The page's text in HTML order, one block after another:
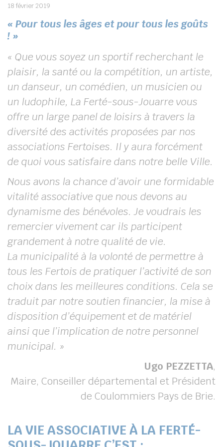
18 février 2019
« Pour tous les âges et pour tous les goûts
! »
« Que vous soyez un sportif recherchant le
plaisir, la santé ou la compétition, un artiste,
un danseur, un comédien, un musicien ou
un ludophile, La Ferté-sous-Jouarre vous
offre un large panel de loisirs à travers la
diversité des activités proposées par nos
associations Fertoises. Il y aura forcément
de quoi vous satisfaire dans notre belle Ville.
Nous avons la chance d’avoir une formidable
vitalité associative que nous devons au
dynamisme des bénévoles. Je voudrais les
remercier vivement car ils participent
grandement à notre qualité de vie.
La municipalité à la volonté de permettre à
tous les Fertois de pratiquer l’activité de son
choix dans les meilleures conditions. Cela se
traduit par notre soutien financier, la mise à
disposition d’équipement et de matériel
ainsi que l’implication de notre personnel
municipal. »
Ugo PEZZETTA,
Maire, Conseiller départemental et Président
de Coulommiers Pays de Brie.
LA VIE ASSOCIATIVE À LA FERTÉ-